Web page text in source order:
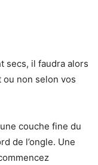
secs, il faudra alors
ou non selon vos
couche fine du
de l’ongle. Une